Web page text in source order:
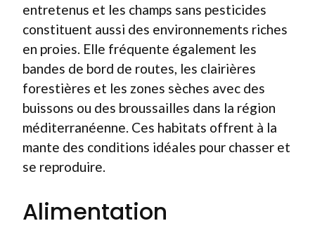
entretenus et les champs sans pesticides
constituent aussi des environnements riches
en proies. Elle fréquente également les
bandes de bord de routes, les clairières
forestières et les zones sèches avec des
buissons ou des broussailles dans la région
méditerranéenne. Ces habitats offrent à la
mante des conditions idéales pour chasser et
se reproduire.
Alimentation